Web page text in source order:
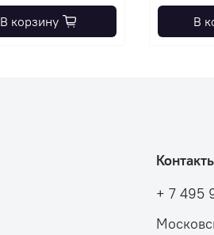
В корзину В
+ 7 495